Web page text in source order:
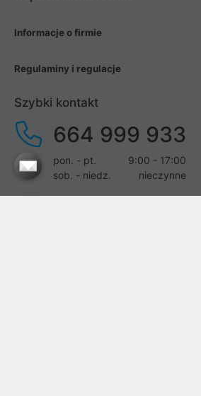
Informacje o firmie
Regulaminy i regulacje
Szybki kontakt
664 999 933
pon. - pt.
9:00 - 17:00
sob. - niedz.
nieczynne